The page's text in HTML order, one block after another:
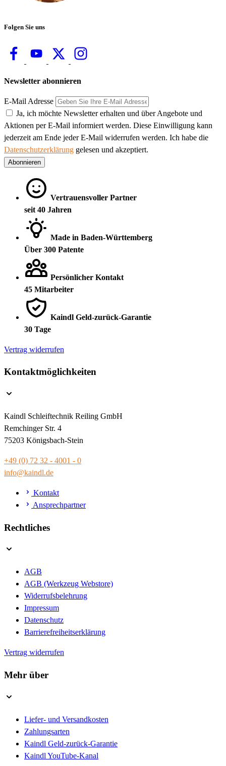
Folgen Sie uns
Newsletter abonnieren
E-Mail Adresse
Ja, ich möchte Newsletter erhalten und über Angebote und
Aktionen per E-Mail informiert werden. Diese Einwilligung kann
jederzeit am Ende jeder E-Mail widerrufen werden. Ich habe die
Datenschutzerklärung gelesen und akzeptiert.
Abonnieren
Vertrauensvoller Partner
seit 40 Jahren
Made in Baden-Württemberg
Über 300 Patente
Persönlicher Kontakt
45 Mitarbeiter
Kaindl Geld-zurück-Garantie
30 Tage
Vertrag widerrufen
Kontaktmöglichkeiten
Kaindl Schleiftechnik Reiling GmbH
Remchinger Str. 4
75203 Königsbach-Stein
+49 (0) 72 32 - 4001 - 0
info@kaindl.de
Kontakt
Ansprechpartner
Rechtliches
AGB
AGB (Werkzeug Webstore)
Widerrufsbelehrung
Impressum
Datenschutz
Barrierefreiheitserklärung
Vertrag widerrufen
Mehr über
Liefer- und Versandkosten
Zahlungsarten
Kaindl Geld-zurück-Garantie
Kaindl YouTube-Kanal